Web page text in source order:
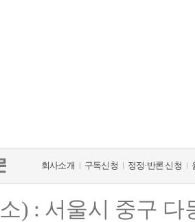
회사소개 구독신청 정정·반론 신청
) : 서울시 중구